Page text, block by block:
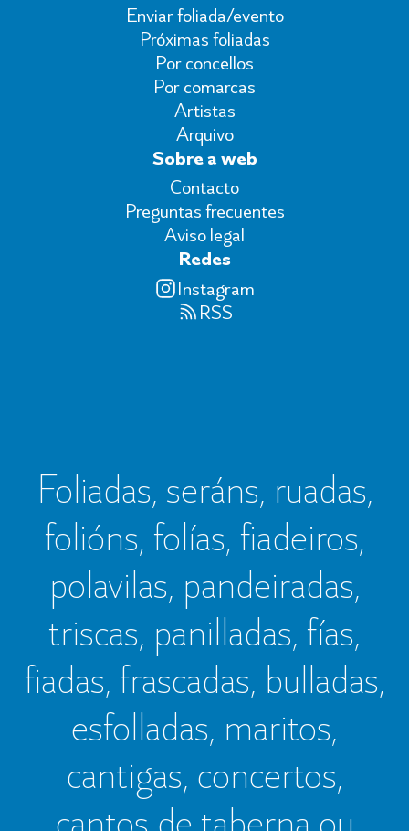
Enviar foliada/evento
Próximas foliadas
Por concellos
Por comarcas
Artistas
Arquivo
Sobre a web
Contacto
Preguntas frecuentes
Aviso legal
Redes
Instagram
RSS
Foliadas, seráns, ruadas,
folións, folías, fiadeiros,
polavilas, pandeiradas,
triscas, panilladas, fías,
fiadas, frascadas, bulladas,
esfolladas, maritos,
cantigas, concertos,